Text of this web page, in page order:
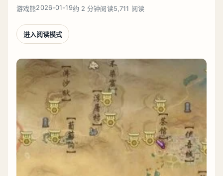
游戏熊2026-01-19约 2 分钟阅读5,711 阅读
进入阅读模式